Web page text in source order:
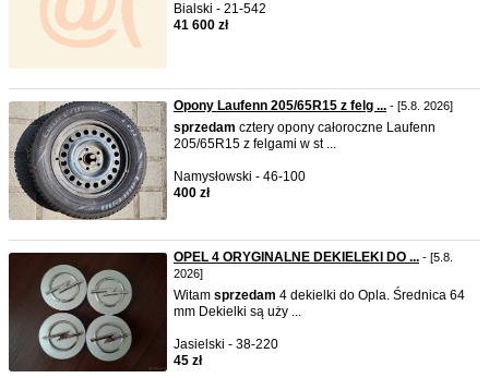
Bialski - 21-542
41 600 zł
Opony Laufenn 205/65R15 z felg ... - [5.8. 2026]
sprzedam cztery opony całoroczne Laufenn
205/65R15 z felgami w st ...
Namysłowski - 46-100
400 zł
OPEL 4 ORYGINALNE DEKIELEKI DO ... - [5.8.
2026]
Witam sprzedam 4 dekielki do Opla. Średnica 64
mm Dekielki są uży ...
Jasielski - 38-220
45 zł